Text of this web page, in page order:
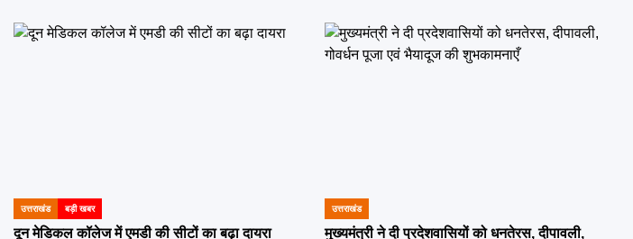
POSTED
IN
उत्तराखंड बड़ी खबर
दून मेडिकल कॉलेज में एमडी की सीटों का बढ़ा दायरा
POSTED
IN
उत्तराखंड
मुख्यमंत्री ने दी प्रदेशवासियों को धनतेरस, दीपावली,